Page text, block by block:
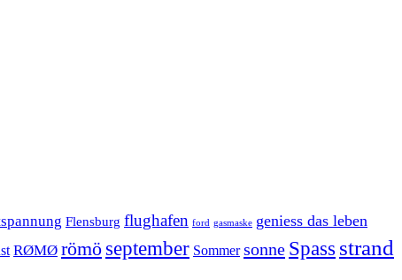
Flensburg flughafen ford gasmaske geniess das leben
RØMØ römö september Sommer sonne Spass strand